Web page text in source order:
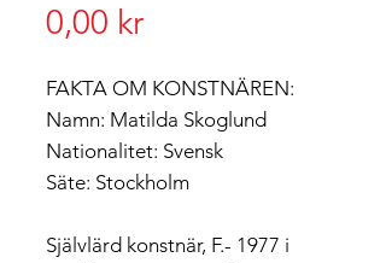
0,00 krPris
FAKTA OM KONSTNÄREN:
Namn: Matilda Skoglund
Nationalitet: Svensk
Säte: Stockholm
Självlärd konstnär, F.- 1977 i